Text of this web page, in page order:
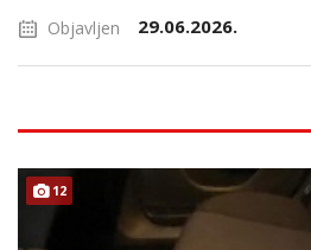
Objavljen 29.06.2026.
12